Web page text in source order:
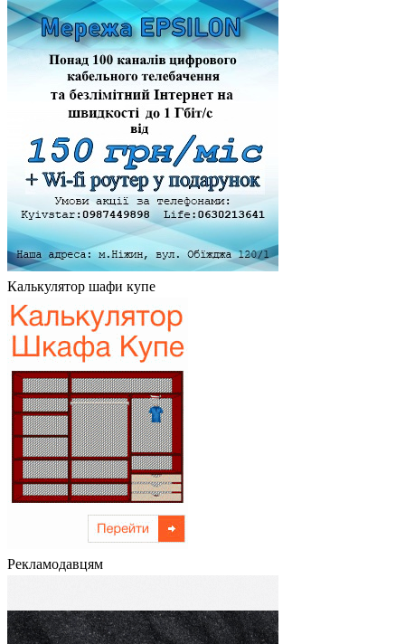
Калькулятор шафи купе
Рекламодавцям